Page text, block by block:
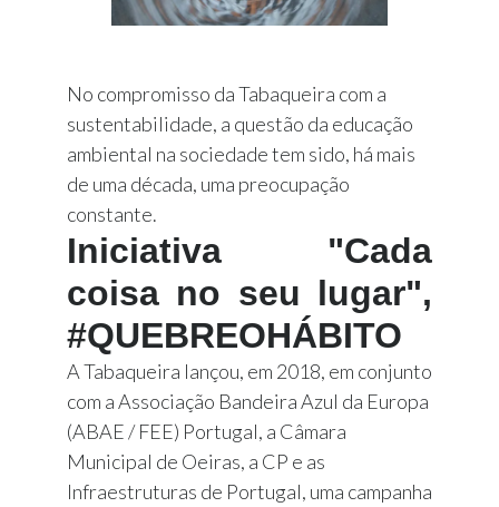
No compromisso da Tabaqueira com a
sustentabilidade, a questão da educação
ambiental na sociedade tem sido, há mais
de uma década, uma preocupação
constante.
Iniciativa "Cada
coisa no seu lugar",
#QUEBREOHÁBITO
A Tabaqueira lançou, em 2018, em conjunto
com a Associação Bandeira Azul da Europa
(ABAE / FEE) Portugal, a Câmara
Municipal de Oeiras, a CP e as
Infraestruturas de Portugal, uma campanha